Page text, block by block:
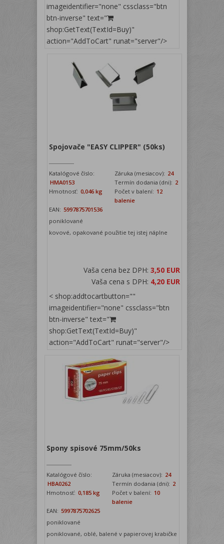
imageidentifier="none" cssclass="btn
btn-inverse" text="
shop:GetText(TextId=Buy)"
action="AddToCart" runat="server"/>
Spojovače "EASY CLIPPER" (50ks)
Katalógové číslo:
HMA0153
Záruka (mesiacov): 24
Termín dodania (dni): 2
Hmotnosť: 0,046 kg Počet v balení: 12
balenie
EAN: 5997875701536
poniklované
kovové, opakované použitie tej istej náplne
Vaša cena bez DPH:3,50 EUR
Vaša cena s DPH: 4,20 EUR
< shop:addtocartbutton=""
imageidentifier="none" cssclass="btn
btn-inverse" text="
shop:GetText(TextId=Buy)"
action="AddToCart" runat="server"/>
Spony spisové 75mm/50ks
Katalógové číslo:
HBA0262
Záruka (mesiacov): 24
Termín dodania (dni): 2
Hmotnosť: 0,185 kg Počet v balení: 10
balenie
EAN: 5997875702625
poniklované
poniklované, oblé, balené v papierovej krabičke